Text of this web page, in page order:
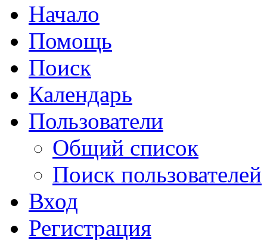
Начало
Помощь
Поиск
Календарь
Пользователи
Общий список
Поиск пользователей
Вход
Регистрация